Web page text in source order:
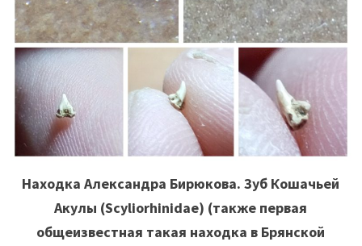
Находка Александра Бирюкова. Зуб Кошачьей
Акулы (Scyliorhinidae) (также первая
общеизвестная такая находка в Брянской